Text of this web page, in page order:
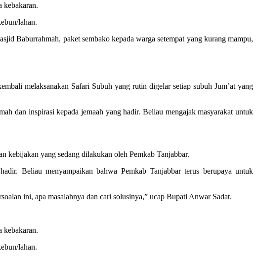
kebakaran.
lahan.
Baburrahmah, paket sembako kepada warga setempat yang kurang mampu,
melaksanakan Safari Subuh yang rutin digelar setiap subuh Jum’at yang
dan inspirasi kepada jemaah yang hadir. Beliau mengajak masyarakat untuk
kebijakan yang sedang dilakukan oleh Pemkab Tanjabbar.
Beliau menyampaikan bahwa Pemkab Tanjabbar terus berupaya untuk
ini, apa masalahnya dan cari solusinya,” ucap Bupati Anwar Sadat.
kebakaran.
lahan.